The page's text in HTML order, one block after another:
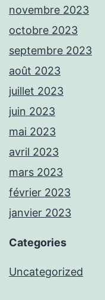
novembre 2023
octobre 2023
septembre 2023
août 2023
juillet 2023
juin 2023
mai 2023
avril 2023
mars 2023
février 2023
janvier 2023
Categories
Uncategorized